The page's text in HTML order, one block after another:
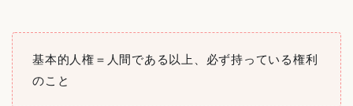
基本的人権＝人間である以上、必ず持っている権利
のこと